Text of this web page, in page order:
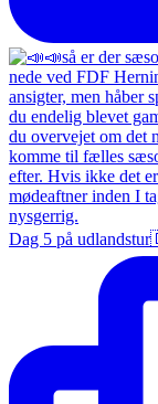
Dag 5 på